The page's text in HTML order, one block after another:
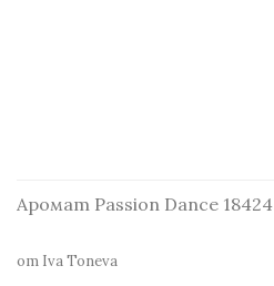
Аромат Passion Dance 18424
от Iva Toneva